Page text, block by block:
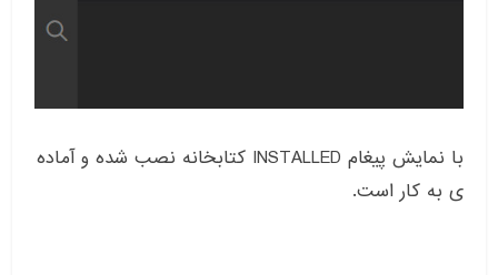
با نمایش پیغام INSTALLED کتابخانه نصب شده و آماده
ی به کار است.